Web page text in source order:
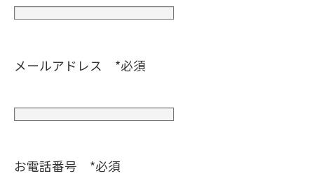
メールアドレス *必須
お電話番号 *必須